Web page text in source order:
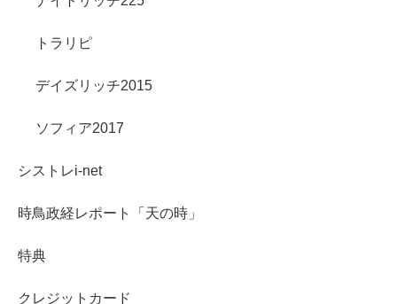
トラリピ
デイズリッチ2015
ソフィア2017
シストレi-net
時鳥政経レポート「天の時」
特典
クレジットカード